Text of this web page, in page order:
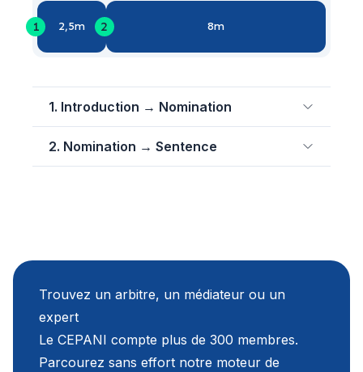
Trouvez un arbitre, un médiateur ou un
expert
Le CEPANI compte plus de 300 membres.
Parcourez sans effort notre moteur de
1 2,5m 2 8m
1. Introduction → Nomination
2. Nomination → Sentence